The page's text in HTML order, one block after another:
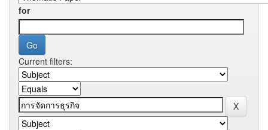
for
Current filters: